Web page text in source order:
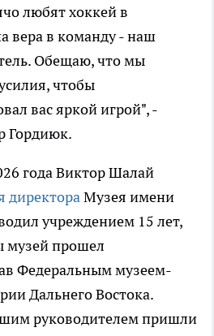
любят хоккей в
вера в команду - наш
Обещаю, что мы
чтобы
вас яркой игрой", -
Гордиюк.
года Виктор Шалай
директораМузея имени
учреждением 15 лет,
музей прошел
Федеральным музеем-
Дальнего Востока.
руководителем пришли